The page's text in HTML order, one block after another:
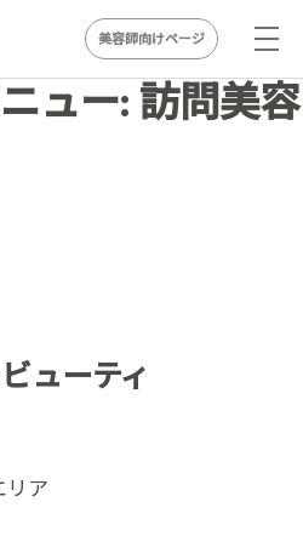
美容師向けページ
ュー: 訪問美容
ューティ
リア